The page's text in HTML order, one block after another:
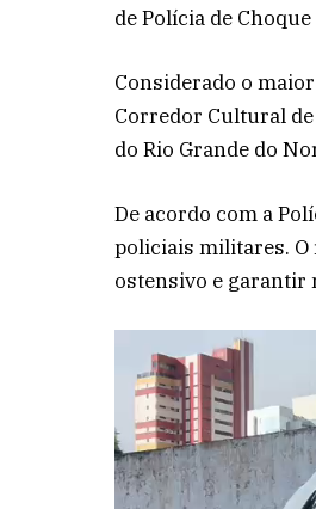
de Polícia de
Considerado o
Corredor Cultural
do Rio Grande do
De acordo com a
policiais militares. O
ostensivo e garantir